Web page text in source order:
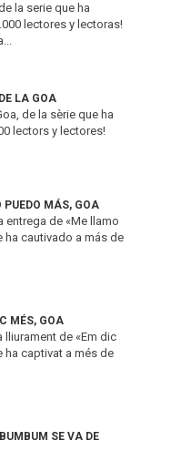
la serie que ha
lectores y lectoras!
LA GOA
de la sèrie que ha
lectors y lectores!
MÁS, GOA
entrega de «Me llamo
ha cautivado a más de
MÉS, GOA
lliurament de «Em dic
ha captivat a més de
SE VA DE